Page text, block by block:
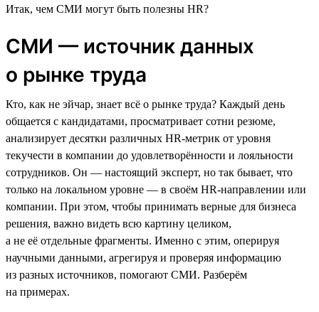
Итак, чем СМИ могут быть полезны HR?
СМИ — источник данных
о рынке труда
Кто, как не эйчар, знает всё о рынке труда? Каждый день
общается с кандидатами, просматривает сотни резюме,
анализирует десятки различных HR-метрик от уровня
текучести в компании до удовлетворённости и лояльности
сотрудников. Он — настоящий эксперт, но так бывает, что
только на локальном уровне — в своём HR-направлении или
компании. При этом, чтобы принимать верные для бизнеса
решения, важно видеть всю картину целиком,
а не её отдельные фрагменты. Именно с этим, оперируя
научными данными, агрегируя и проверяя информацию
из разных источников, помогают СМИ. Разберём
на примерах.